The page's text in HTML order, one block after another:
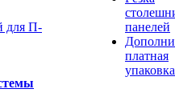
для П-
панелей
платная
упаковка